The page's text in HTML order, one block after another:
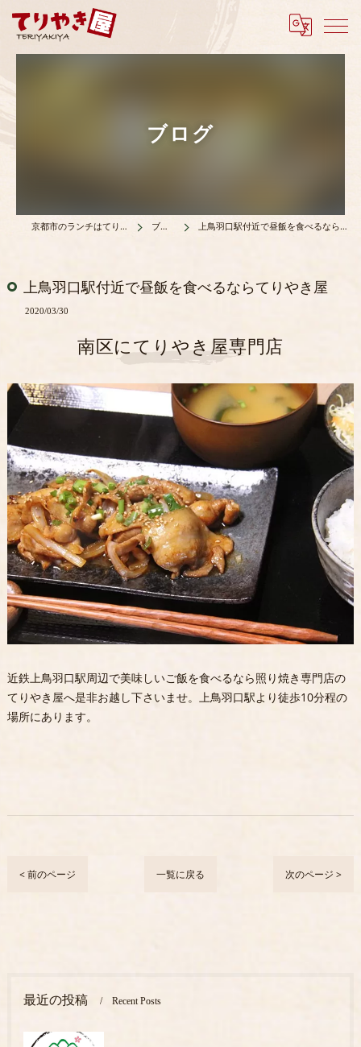
ブログ
京都市のランチはてりやき屋 ブログ 上鳥羽口駅付近で昼飯を食べるならてりやき屋
上鳥羽口駅付近で昼飯を食べるならてりやき屋
2020/03/30
南区にてりやき屋専門店
近鉄上鳥羽口駅周辺で美味しいご飯を食べるなら照り焼き専門店の
てりやき屋へ是非お越し下さいませ。上鳥羽口駅より徒歩10分程の
場所にあります。
< 前のページ 一覧に戻る 次のページ >
最近の投稿 Recent Posts